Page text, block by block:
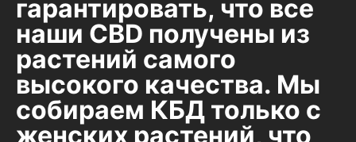
гарантировать, что все
наши CBD получены из
растений самого
высокого качества. Мы
собираем КБД только с
женских растений, что